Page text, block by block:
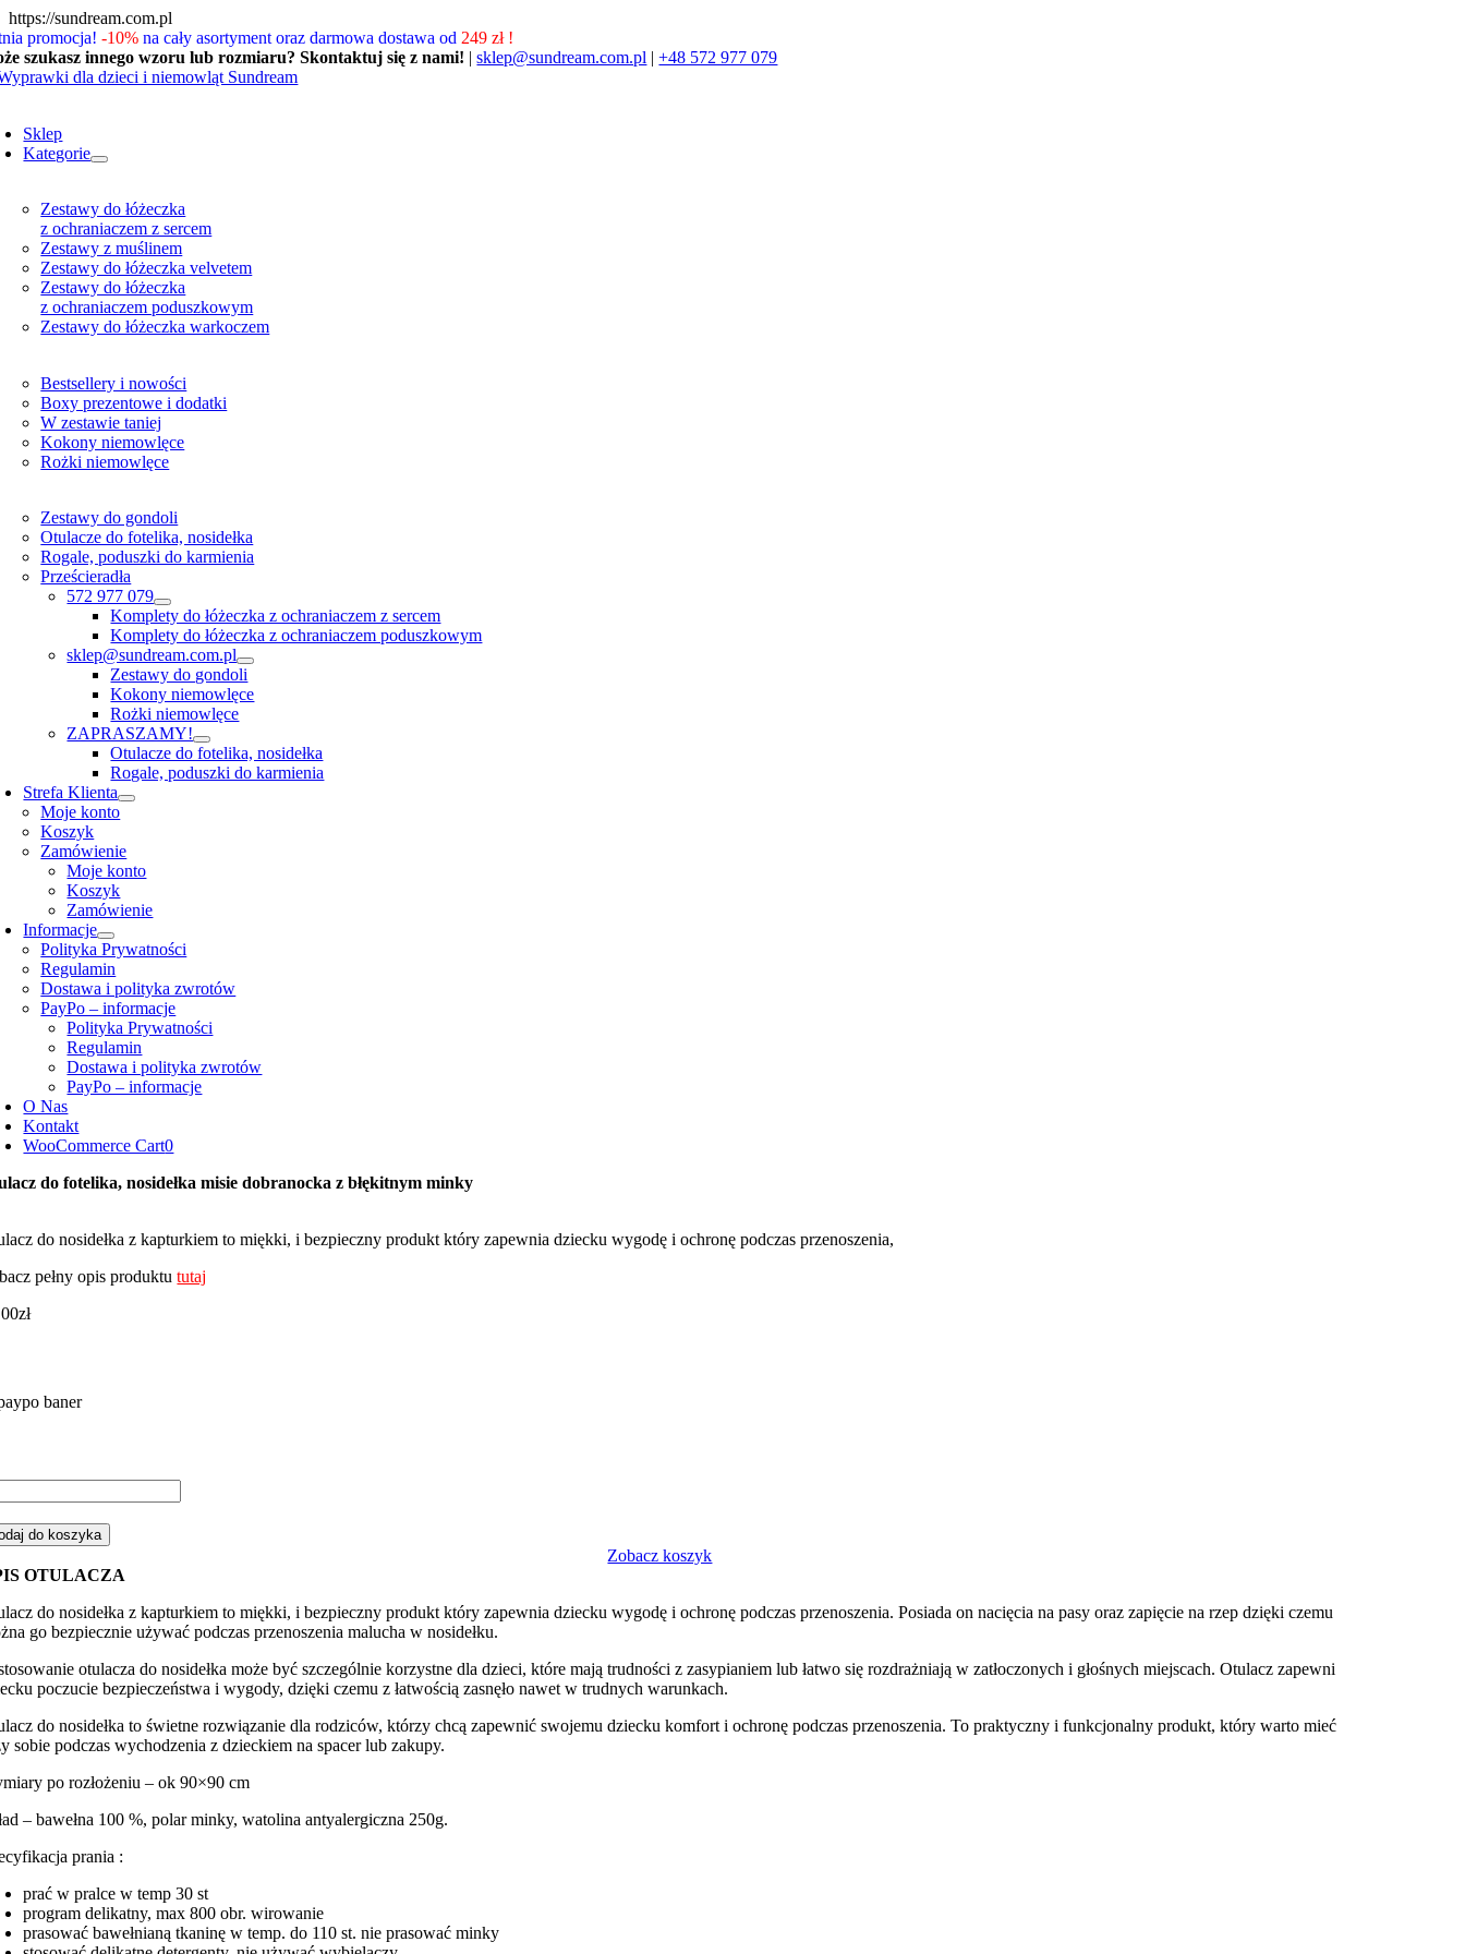
https://sundream.com.pl
to
content
promocja!-10% na cały asortyment oraz darmowa dostawa od 249 zł !
szukasz innego wzoru lub rozmiaru? Skontaktuj się z nami! |sklep@sundream.com.pl |+48 572 977 079
Sklep
Kategorie
Zestawy do łóżeczka
z ochraniaczem z sercem
Zestawy z muślinem
Zestawy do łóżeczka velvetem
Zestawy do łóżeczka
z ochraniaczem poduszkowym
Zestawy do łóżeczka warkoczem
Bestsellery i nowości
Boxy prezentowe i dodatki
W zestawie taniej
Kokony niemowlęce
Rożki niemowlęce
Zestawy do gondoli
Otulacze do fotelika, nosidełka
Rogale, poduszki do karmienia
Prześcieradła
572 977 079
Komplety do łóżeczka z ochraniaczem z sercem
Komplety do łóżeczka z ochraniaczem poduszkowym
sklep@sundream.com.pl
Zestawy do gondoli
Kokony niemowlęce
Rożki niemowlęce
ZAPRASZAMY!
Otulacze do fotelika, nosidełka
Rogale, poduszki do karmienia
Strefa Klienta
Moje konto
Koszyk
Zamówienie
Moje konto
Koszyk
Zamówienie
Informacje
Polityka Prywatności
Regulamin
Dostawa i polityka zwrotów
PayPo – informacje
Polityka Prywatności
Regulamin
Dostawa i polityka zwrotów
PayPo – informacje
O Nas
Kontakt
WooCommerce Cart0
do fotelika, nosidełka misie dobranocka z błękitnym minky
do nosidełka z kapturkiem to miękki, i bezpieczny produkt który zapewnia dziecku wygodę i ochronę podczas przenoszenia,
pełny opis produktututaj
zł
do koszyka
Zobacz koszyk
OTULACZA
do nosidełka z kapturkiem to miękki, i bezpieczny produkt który zapewnia dziecku wygodę i ochronę podczas przenoszenia. Posiada on nacięcia na pasy oraz zapięcie na rzep dzięki czemu
go bezpiecznie używać podczas przenoszenia malucha w nosidełku.
otulacza do nosidełka może być szczególnie korzystne dla dzieci, które mają trudności z zasypianiem lub łatwo się rozdrażniają w zatłoczonych i głośnych miejscach. Otulacz zapewni
poczucie bezpieczeństwa i wygody, dzięki czemu z łatwością zasnęło nawet w trudnych warunkach.
do nosidełka to świetne rozwiązanie dla rodziców, którzy chcą zapewnić swojemu dziecku komfort i ochronę podczas przenoszenia. To praktyczny i funkcjonalny produkt, który warto mieć
sobie podczas wychodzenia z dzieckiem na spacer lub zakupy.
po rozłożeniu – ok 90×90 cm
– bawełna 100 %, polar minky, watolina antyalergiczna 250g.
prania :
prać w pralce w temp 30 st
program delikatny, max 800 obr. wirowanie
prasować bawełnianą tkaninę w temp. do 110 st. nie prasować minky